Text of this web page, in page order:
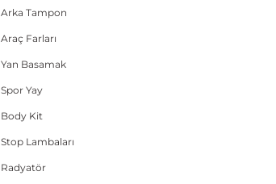
Arka Tampon
Araç Farları
Yan Basamak
Spor Yay
Body Kit
Stop Lambaları
Radyatör